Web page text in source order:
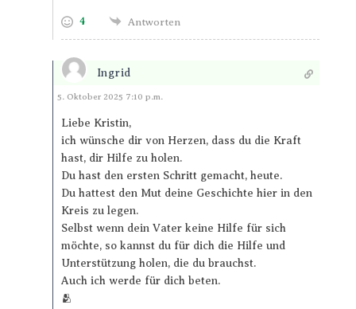
4 Antworten
Ingrid
Antworten
5. Oktober 2025 7:10 p.m.
Liebe Kristin,
ich wünsche dir von Herzen, dass du die Kraft
hast, dir Hilfe zu holen.
Du hast den ersten Schritt gemacht, heute.
Du hattest den Mut deine Geschichte hier in den
Kreis zu legen.
Selbst wenn dein Vater keine Hilfe für sich
möchte, so kannst du für dich die Hilfe und
Unterstützung holen, die du brauchst.
Auch ich werde für dich beten.
🫂